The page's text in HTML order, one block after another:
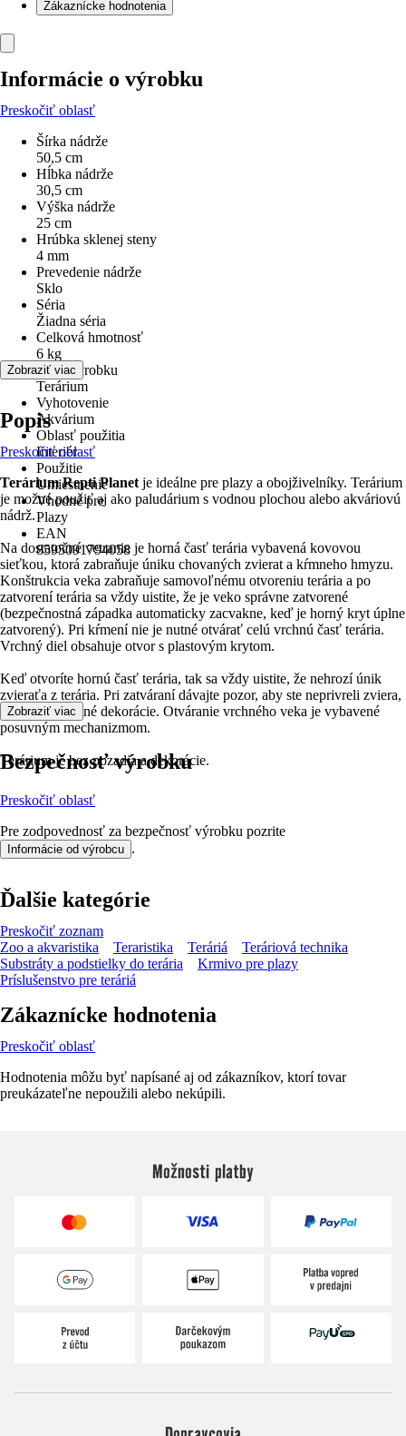
Zákaznícke hodnotenia
Informácie o výrobku
Preskočiť oblasť
Šírka nádrže
50,5 cm
Hĺbka nádrže
30,5 cm
Výška nádrže
25 cm
Hrúbka sklenej steny
4 mm
Prevedenie nádrže
Sklo
Séria
Žiadna séria
Celková hmotnosť
6 kg
Druh výrobku
Terárium
Vyhotovenie
Akvárium
Oblasť použitia
Interiér
Použitie
Umiestnenie
Vhodné pre
Plazy
EAN
8595091794058
Zobraziť viac
Popis
Preskočiť oblasť
Terárium Repti Planet je ideálne pre plazy a obojživelníky. Terárium
je možné použiť aj ako paludárium s vodnou plochou alebo akváriovú
nádrž.
Na dostatočné vetranie je horná časť terária vybavená kovovou
sieťkou, ktorá zabraňuje úniku chovaných zvierat a kŕmneho hmyzu.
Konštrukcia veka zabraňuje samovoľnému otvoreniu terária a po
zatvorení terária sa vždy uistite, že je veko správne zatvorené
(bezpečnostná západka automaticky zacvakne, keď je horný kryt úplne
zatvorený). Pri kŕmení nie je nutné otvárať celú vrchnú časť terária.
Vrchný diel obsahuje otvor s plastovým krytom.
Keď otvoríte hornú časť terária, tak sa vždy uistite, že nehrozí únik
zvieraťa z terária. Pri zatváraní dávajte pozor, aby ste neprivreli zviera,
rastliny alebo iné dekorácie. Otváranie vrchného veka je vybavené
posuvným mechanizmom.
Terárium je bez pozadia a dekorácie.
Zobraziť viac
Bezpečnosť výrobku
Preskočiť oblasť
Pre zodpovednosť za bezpečnosť výrobku pozrite
Informácie od výrobcu .
Ďalšie kategórie
Preskočiť zoznam
Zoo a akvaristika
Teraristika Teráriá
Teráriová technika
Substráty a podstielky do terária
Krmivo pre plazy
Príslušenstvo pre teráriá
Zákaznícke hodnotenia
Preskočiť oblasť
Hodnotenia môžu byť napísané aj od zákazníkov, ktorí tovar
preukázateľne nepoužili alebo nekúpili.
Možnosti platby